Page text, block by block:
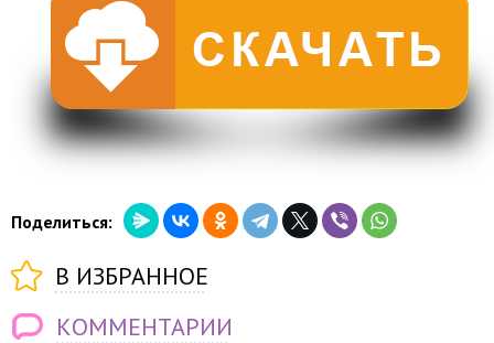
Поделиться:
В ИЗБРАННОЕ
КОММЕНТАРИИ